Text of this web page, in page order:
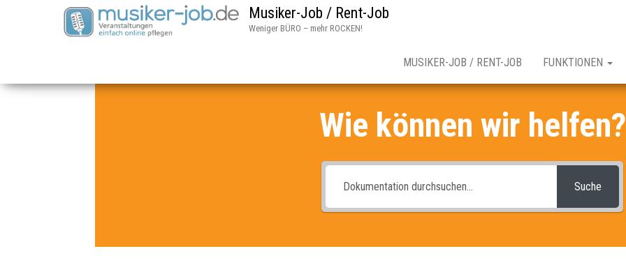
Musiker-Job / Rent-Job
Weniger BÜRO – mehr ROCKEN!
MUSIKER-JOB / RENT-JOB FUNKTIONEN
Wie können wir helfen?
Suche